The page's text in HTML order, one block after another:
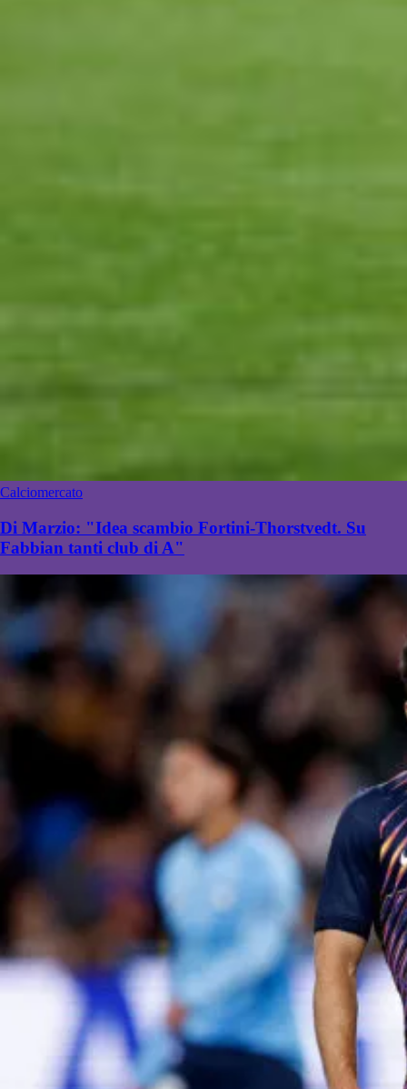
Calciomercato
Di Marzio: "Idea scambio Fortini-Thorstvedt. Su
Fabbian tanti club di A"